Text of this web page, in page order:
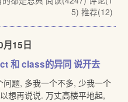
5) 推荐(12)
15日
和 class的异同 说开去
题, 多我一个不多, 少我一个
想再说说. 万丈高楼平地起,